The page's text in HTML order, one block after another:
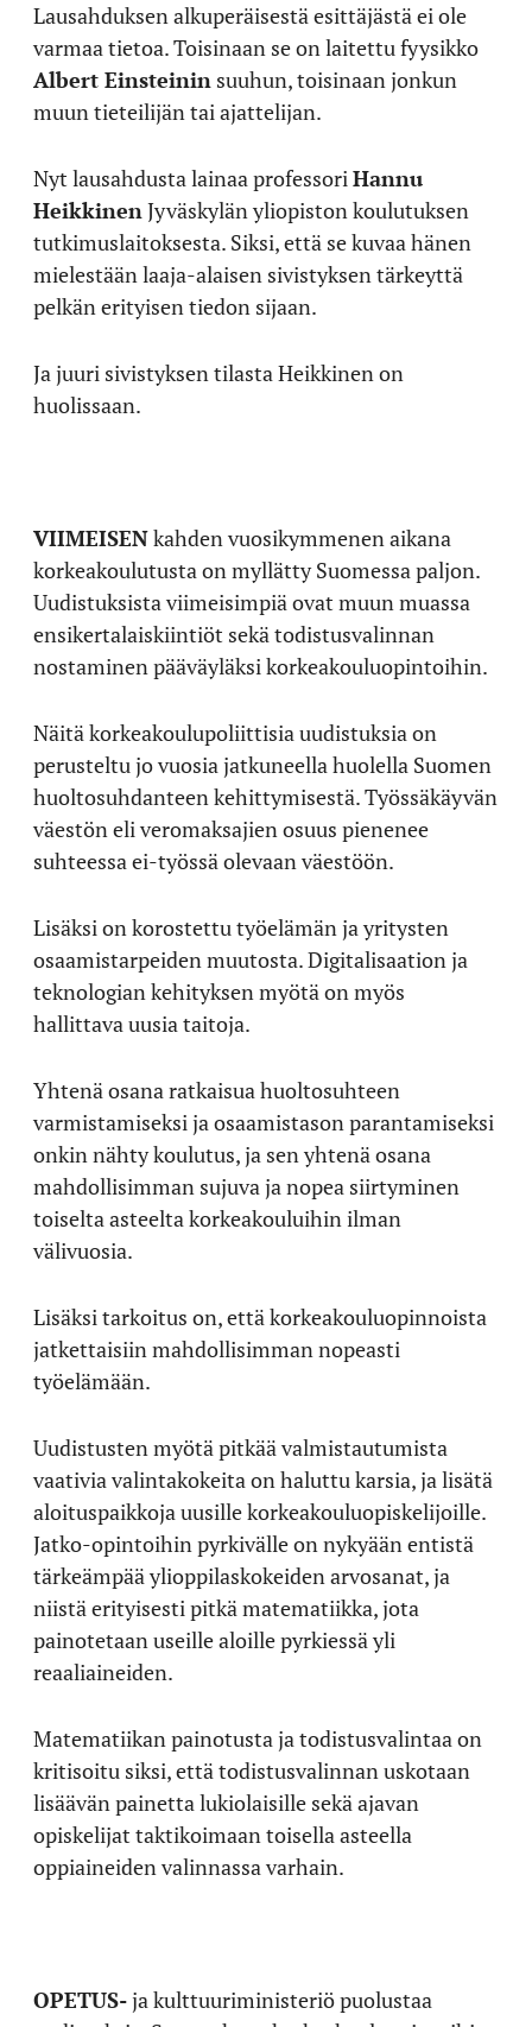
Lausahduksen alkuperäisestä esittäjästä ei ole
varmaa tietoa. Toisinaan se on laitettu fyysikko
Albert Einsteinin suuhun, toisinaan jonkun
muun tieteilijän tai ajattelijan.
Nyt lausahdusta lainaa professoriHannu
HeikkinenJyväskylän yliopiston koulutuksen
tutkimuslaitoksesta. Siksi, että se kuvaa hänen
mielestään laaja-alaisen sivistyksen tärkeyttä
pelkän erityisen tiedon sijaan.
Ja juuri sivistyksen tilasta Heikkinen on
huolissaan.
VIIMEISENkahden vuosikymmenen aikana
korkeakoulutusta on myllätty Suomessa paljon.
Uudistuksista viimeisimpiä ovat muun muassa
ensikertalaiskiintiöt sekä todistusvalinnan
nostaminen pääväyläksi korkeakouluopintoihin.
Näitä korkeakoulupoliittisia uudistuksia on
perusteltu jo vuosia jatkuneella huolella Suomen
huoltosuhdanteen kehittymisestä. Työssäkäyvän
väestön eli veromaksajien osuus pienenee
suhteessa ei-työssä olevaan väestöön.
Lisäksi on korostettu työelämän ja yritysten
osaamistarpeiden muutosta. Digitalisaation ja
teknologian kehityksen myötä on myös
hallittava uusia taitoja.
Yhtenä osana ratkaisua huoltosuhteen
varmistamiseksi ja osaamistason parantamiseksi
onkin nähty koulutus, ja sen yhtenä osana
mahdollisimman sujuva ja nopea siirtyminen
toiselta asteelta korkeakouluihin ilman
välivuosia.
Lisäksi tarkoitus on, että korkeakouluopinnoista
jatkettaisiin mahdollisimman nopeasti
työelämään.
Uudistusten myötä pitkää valmistautumista
vaativia valintakokeita on haluttu karsia, ja lisätä
aloituspaikkoja uusille korkeakouluopiskelijoille.
Jatko-opintoihin pyrkivälle on nykyään entistä
tärkeämpää ylioppilaskokeiden arvosanat, ja
niistä erityisesti pitkä matematiikka, jota
painotetaan useille aloille pyrkiessä yli
reaaliaineiden.
Matematiikan painotusta ja todistusvalintaa on
kritisoitu siksi, että todistusvalinnan uskotaan
lisäävän painetta lukiolaisille sekä ajavan
opiskelijat taktikoimaan toisella asteella
oppiaineiden valinnassa varhain.
OPETUS-ja kulttuuriministeriö puolustaa